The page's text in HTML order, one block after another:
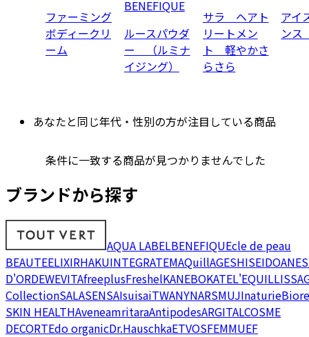
ファーミング
ボディークリ
ーム
BENEFIQUE
ルースパウダ
ー （ルミナ
イジング）
サラ ヘアト
リートメン
ト 軽やかさ
らさら
アイ
ン
あなたと同じ年代・性別の方が注目している商品
条件に一致する商品が見つかりませんでした
ブランドから探す
AQUA LABELBENEFIQUEcle de peau
BEAUTEELIXIRHAKUINTEGRATEMAQuillAGESHISEIDO
D'ORDEWEVITAfreeplusFreshelKANEBOKATEL'EQUIL
CollectionSALASENSAIsuisaiTWANYNARSMUJInaturieBiore
SKIN HEALTHAveneamritaraAntipodesARGITALCOSME
DECORTEdo organicDr.HauschkaETVOSFEMMUEF